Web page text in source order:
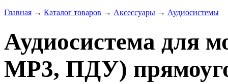
Главная → Каталог товаров → Аксессуары → Аудиосистемы
Аудиосистема для
MP3, ПДУ)